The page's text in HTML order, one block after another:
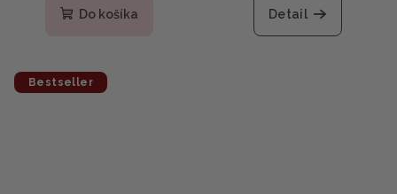
Do košíka
produktu
Detail
Bestseller